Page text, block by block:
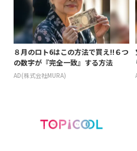
８月のロト6はこの方法で買え!!６つ
の数字が『完全一致』する方法
AD(株式会社MURA)